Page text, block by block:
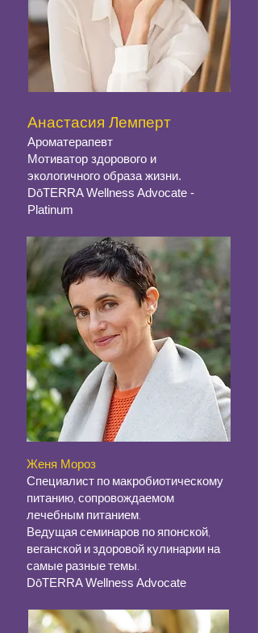
Анастасия Лемперт
Ароматерапевт
Мотиватор здорового и
экологичного образа жизни.
DōTERRA Wellness Advocate -
Platinum
Женя Мороз
Специалист по макробиотическому
питанию, сопровождаемом
лечебным питанием.
Ведущая семинаров по японской,
веганской и здоровой кулинарии на
самые разные темы.
DōTERRA Wellness Advocate